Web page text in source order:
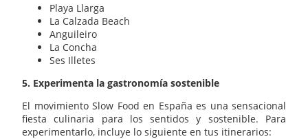
Playa Llarga
La Calzada Beach
Anguileiro
La Concha
Ses Illetes
5. Experimenta la gastronomía sostenible
El movimiento Slow Food en España es una sensacional
fiesta culinaria para los sentidos y sostenible. Para
experimentarlo, incluye lo siguiente en tus itinerarios: